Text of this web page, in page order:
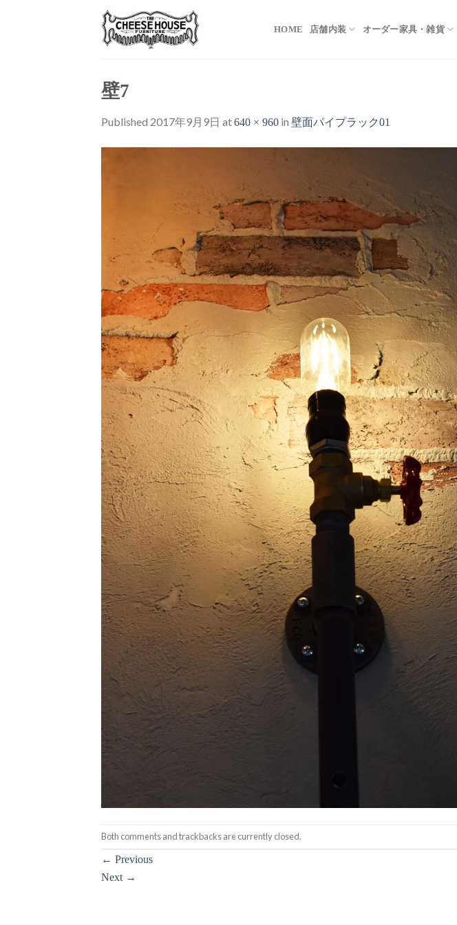
HOME 店舗内装 オーダー家具・雑貨
壁7
Published 2017年9月9日 at640 × 960 in 壁面パイプラック01
Both comments and trackbacks are currently closed.
← Previous
Next →